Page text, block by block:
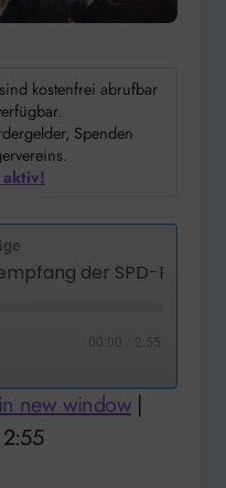
kostenfrei abrufbar
Spenden
aktiv!
der SPD-Frauen
2:55
new window|